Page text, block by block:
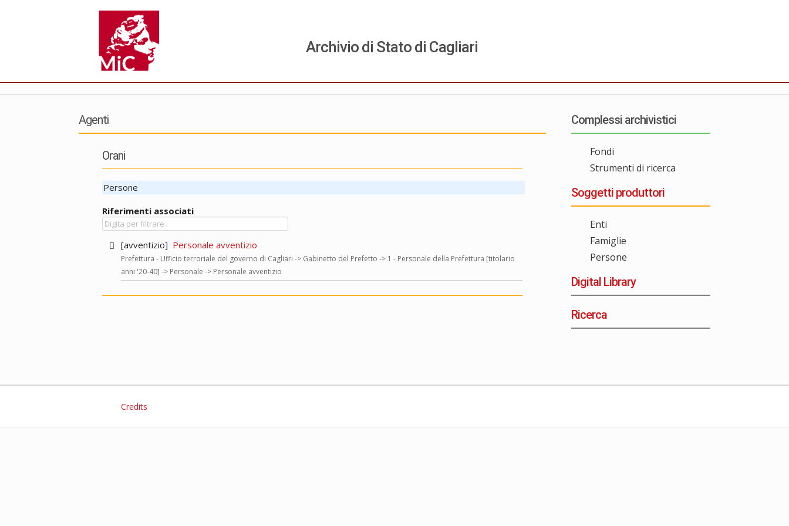
Archivio di Stato di Cagliari
Agenti
Orani
Persone
Riferimenti associati
[avventizio] Personale avventizio
Prefettura - Ufficio terroriale del governo di Cagliari -> Gabinetto del Prefetto -> 1 - Personale della Prefettura [titolario
anni '20-40] -> Personale -> Personale avventizio
Complessi archivistici
Fondi
Strumenti di ricerca
Soggetti produttori
Enti
Famiglie
Persone
Digital Library
Ricerca
Credits